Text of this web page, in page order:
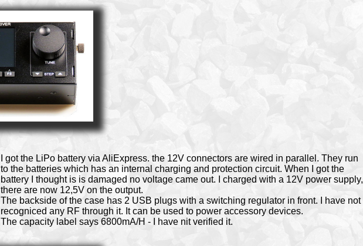
I got the LiPo battery via AliExpress. the 12V connectors are wired in parallel. They run
to the batteries which has an internal charging and protection circuit. When I got the
battery I thought is is damaged no voltage came out. I charged with a 12V power supply,
there are now 12,5V on the output.
The backside of the case has 2 USB plugs with a switching regulator in front. I have not
recogniced any RF through it. It can be used to power accessory devices.
The capacity label says 6800mA/H - I have nit verified it.